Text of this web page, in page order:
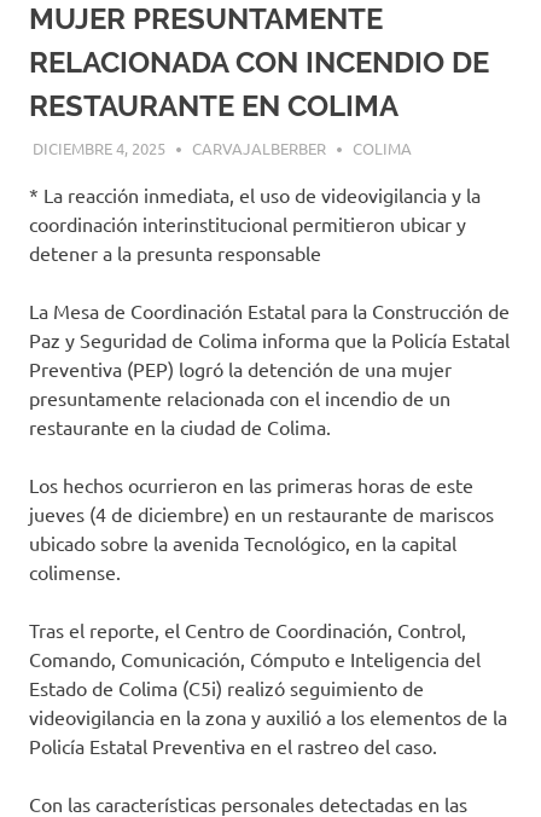
MUJER PRESUNTAMENTE
RELACIONADA CON INCENDIO DE
RESTAURANTE EN COLIMA
DICIEMBRE 4, 2025 CARVAJALBERBER COLIMA
* La reacción inmediata, el uso de videovigilancia y la
coordinación interinstitucional permitieron ubicar y
detener a la presunta responsable
La Mesa de Coordinación Estatal para la Construcción de
Paz y Seguridad de Colima informa que la Policía Estatal
Preventiva (PEP) logró la detención de una mujer
presuntamente relacionada con el incendio de un
restaurante en la ciudad de Colima.
Los hechos ocurrieron en las primeras horas de este
jueves (4 de diciembre) en un restaurante de mariscos
ubicado sobre la avenida Tecnológico, en la capital
colimense.
Tras el reporte, el Centro de Coordinación, Control,
Comando, Comunicación, Cómputo e Inteligencia del
Estado de Colima (C5i) realizó seguimiento de
videovigilancia en la zona y auxilió a los elementos de la
Policía Estatal Preventiva en el rastreo del caso.
Con las características personales detectadas en las